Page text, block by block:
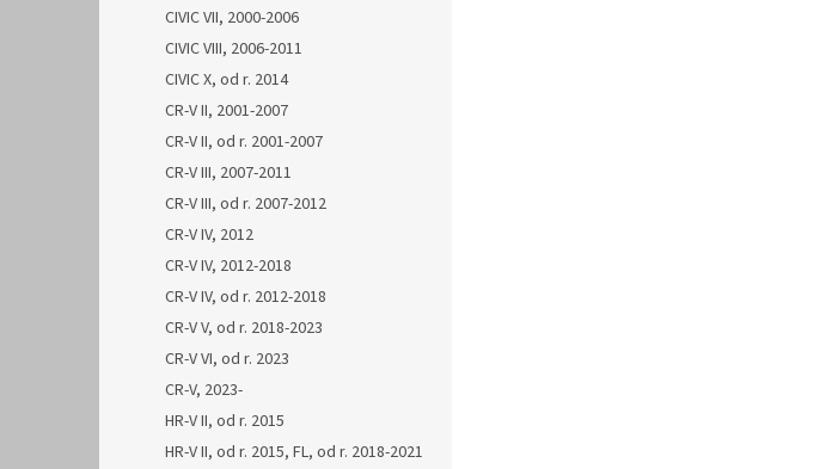
CIVIC VII, 2000-2006
CIVIC VIII, 2006-2011
CIVIC X, od r. 2014
CR-V II, 2001-2007
CR-V II, od r. 2001-2007
CR-V III, 2007-2011
CR-V III, od r. 2007-2012
CR-V IV, 2012
CR-V IV, 2012-2018
CR-V IV, od r. 2012-2018
CR-V V, od r. 2018-2023
CR-V VI, od r. 2023
CR-V, 2023-
HR-V II, od r. 2015
HR-V II, od r. 2015, FL, od r. 2018-2021